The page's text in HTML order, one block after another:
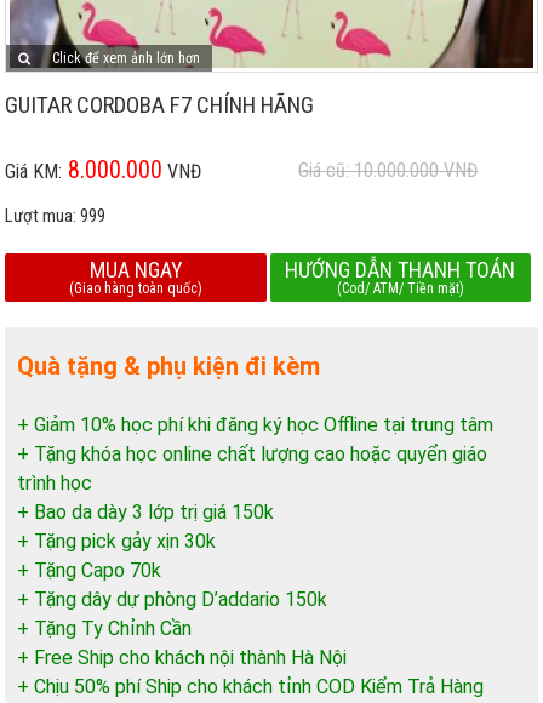
Click để xem ảnh lớn hơn
GUITAR CORDOBA F7 CHÍNH HÃNG
Giá KM: 8.000.000 VNĐ Giá cũ: 10.000.000VNĐ
Lượt mua:999
MUA NGAY
(Giao hàng toàn quốc)
HƯỚNG DẪN THANH TOÁN
(Cod/ ATM/ Tiền mặt)
Quà tặng & phụ kiện đi kèm
+ Giảm 10% học phí khi đăng ký học Offline tại trung tâm
+ Tặng khóa học online chất lượng cao hoặc quyển giáo
trình học
+ Bao da dày 3 lớp trị giá 150k
+ Tặng pick gảy xịn 30k
+ Tặng Capo 70k
+ Tặng dây dự phòng D’addario 150k
+ Tặng Ty Chỉnh Cần
+ Free Ship cho khách nội thành Hà Nội
+ Chịu 50% phí Ship cho khách tỉnh COD Kiểm Trả Hàng